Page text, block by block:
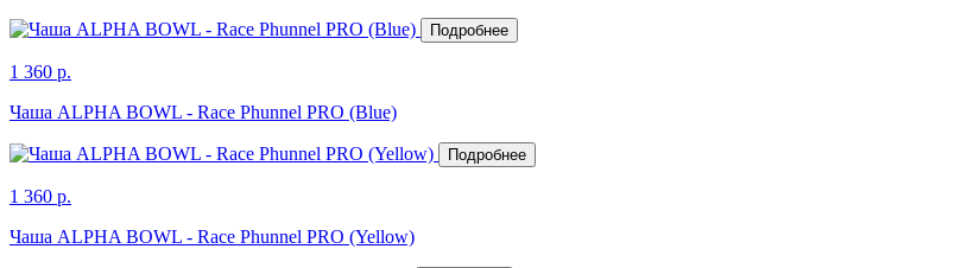
Подробнее
1 360 р.
Чаша ALPHA BOWL - Race Phunnel PRO (Blue)
Подробнее
1 360 р.
Чаша ALPHA BOWL - Race Phunnel PRO (Yellow)